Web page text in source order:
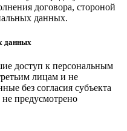
договора, стороной
данных.
данных
доступ к персональным
лицам и не
без согласия субъекта
предусмотрено